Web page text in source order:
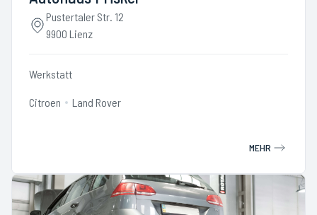
Pustertaler Str. 12
9900 Lienz
Werkstatt
Citroen Land Rover
MEHR